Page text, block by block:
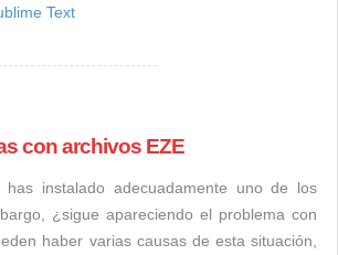
Text
con archivos EZE
has instalado adecuadamente uno de los
¿sigue apareciendo el problema con
haber varias causas de esta situación,